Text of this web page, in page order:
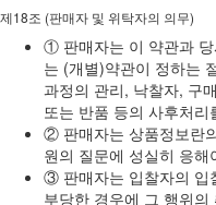
제18조 (판매자 및 위탁자의 의무)
① 판매자는 이 약관과
는 (개별)약관이 정하는
과정의 관리, 낙찰자, 구
또는 반품 등의 사후처
② 판매자는 상품정보란
원의 질문에 성실히 응해
③ 판매자는 입찰자의 입
부당한 경우에 그 행위